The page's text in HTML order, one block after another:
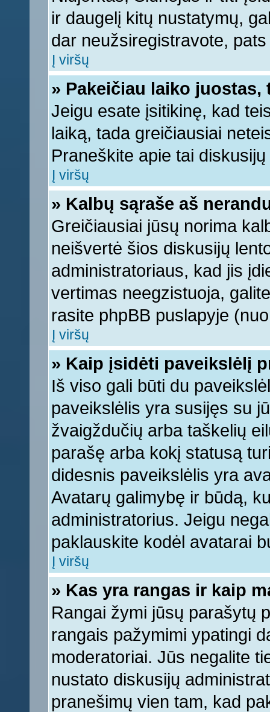
ir daugelį kitų nustatymų,
dar neužsiregistravote,
Į viršų
» Pakeičiau laiko
Jeigu esate įsitikinę, kad
laiką, tada greičiausiai
Praneškite apie tai
Į viršų
» Kalbų sąraše aš
Greičiausiai jūsų norima
neišvertė šios diskusijų
administratoriaus, kad jis
vertimas neegzistuoja,
rasite phpBB puslapyje
Į viršų
» Kaip įsidėti paveikslėlį
Iš viso gali būti du
paveikslėlis yra susijęs su
žvaigždučių arba taškelių
parašę arba kokį statusą
didesnis paveikslėlis yra
Avatarų galimybę ir būdą,
administratorius. Jeigu
paklauskite kodėl avatarai
Į viršų
» Kas yra rangas ir kaip
Rangai žymi jūsų parašytų
rangais pažymimi ypatingi
moderatoriai. Jūs negalite
nustato diskusijų
pranešimų vien tam, kad